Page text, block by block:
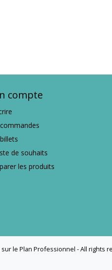
compte
de souhaits
les produits
le Plan Professionnel - All rights